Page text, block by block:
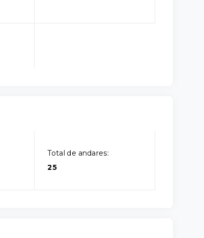
Total de andares:
25